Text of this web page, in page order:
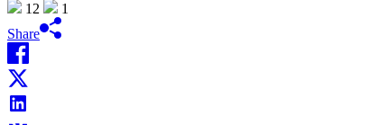
12
1
Share